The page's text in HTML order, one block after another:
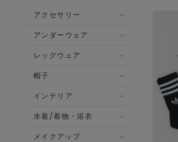
アクセサリー
アンダーウェア
レッグウェア
帽子
インテリア
水着/着物・浴衣
メイクアップ